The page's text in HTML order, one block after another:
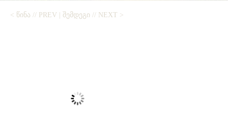
< ᲬᲘᲜᲐ // PREV | ᲨᲔᲛᲓᲔᲒᲘ // NEXT >